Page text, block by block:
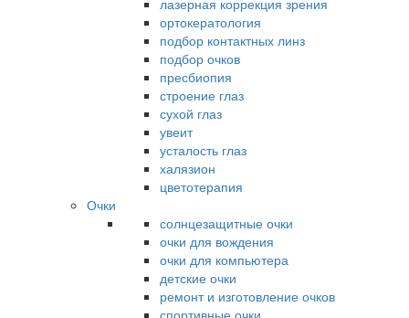
лазерная коррекция зрения
ортокератология
подбор контактных линз
подбор очков
пресбиопия
строение глаз
сухой глаз
увеит
усталость глаз
халязион
цветотерапия
Очки
солнцезащитные очки
очки для вождения
очки для компьютера
детские очки
ремонт и изготовление очков